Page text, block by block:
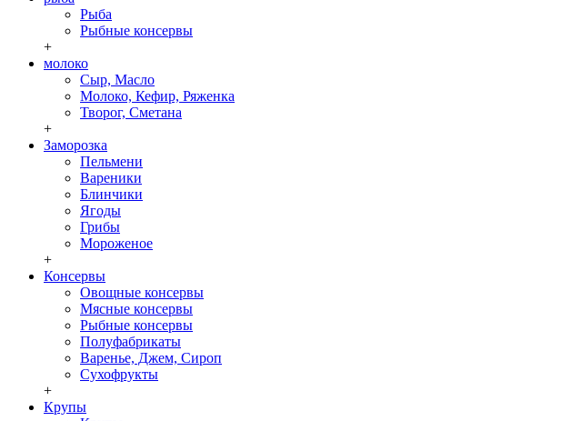
Рыба
Рыбные консервы
+
молоко
Сыр, Масло
Молоко, Кефир, Ряженка
Творог, Сметана
+
Заморозка
Пельмени
Вареники
Блинчики
Ягоды
Грибы
Мороженое
+
Консервы
Овощные консервы
Мясные консервы
Рыбные консервы
Полуфабрикаты
Варенье, Джем, Сироп
Сухофрукты
+
Крупы